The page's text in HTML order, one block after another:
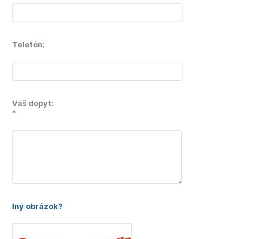
Telefón:
Váš dopyt:
*
Iný obrázok?